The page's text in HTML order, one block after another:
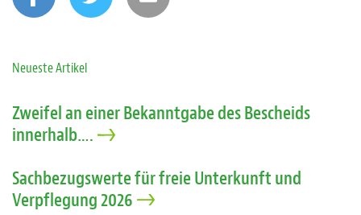
Neueste Artikel
Zweifel an einer Bekanntgabe des Bescheids
innerhalb….
Sachbezugswerte für freie Unterkunft und
Verpflegung 2026